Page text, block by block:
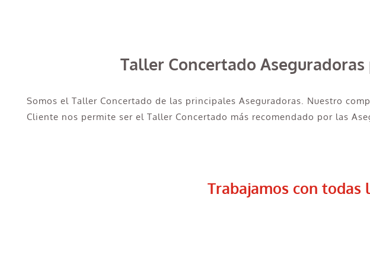
Taller Concertado
Somos el Taller Concertado de las principales Aseguradoras. Nuestro
Cliente nos permite ser el Taller Concertado más recomendado por las
Trabajamos con todas